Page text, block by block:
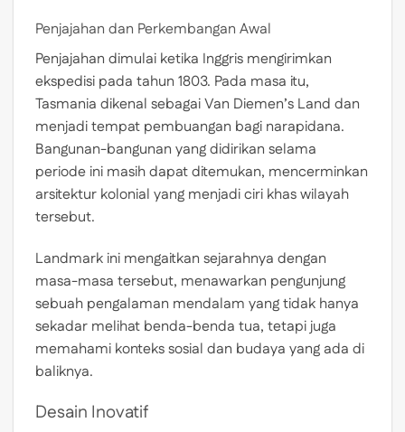
Penjajahan dan Perkembangan Awal
Penjajahan dimulai ketika Inggris mengirimkan
ekspedisi pada tahun 1803. Pada masa itu,
Tasmania dikenal sebagai Van Diemen’s Land dan
menjadi tempat pembuangan bagi narapidana.
Bangunan-bangunan yang didirikan selama
periode ini masih dapat ditemukan, mencerminkan
arsitektur kolonial yang menjadi ciri khas wilayah
tersebut.
Landmark ini mengaitkan sejarahnya dengan
masa-masa tersebut, menawarkan pengunjung
sebuah pengalaman mendalam yang tidak hanya
sekadar melihat benda-benda tua, tetapi juga
memahami konteks sosial dan budaya yang ada di
baliknya.
Desain Inovatif